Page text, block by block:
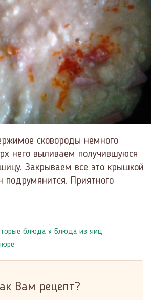
сковороды немного
него выливаем получившуюся
Закрываем все это крышкой
Приятного
блюда » Блюда из яиц
Вам рецепт?